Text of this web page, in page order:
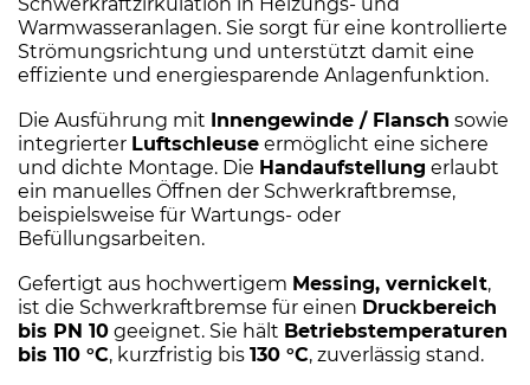
Warmwasseranlagen. Sie sorgt für eine kontrollierte
Strömungsrichtung und unterstützt damit eine
effiziente und energiesparende Anlagenfunktion.
Die Ausführung mit Innengewinde / Flansch sowie
integrierter Luftschleuse ermöglicht eine sichere
und dichte Montage. Die Handaufstellung erlaubt
ein manuelles Öffnen der Schwerkraftbremse,
beispielsweise für Wartungs- oder
Befüllungsarbeiten.
Gefertigt aus hochwertigem Messing, vernickelt,
ist die Schwerkraftbremse für einen Druckbereich
bis PN 10 geeignet. Sie hält Betriebstemperaturen
bis 110 °C, kurzfristig bis 130 °C, zuverlässig stand.